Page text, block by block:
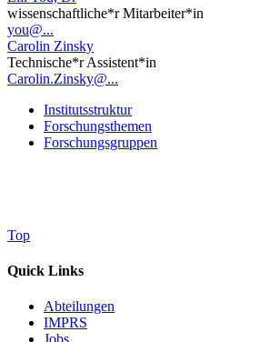
wissenschaftliche*r Mitarbeiter*in
you@...
Carolin Zinsky
Technische*r Assistent*in
Carolin.Zinsky@...
Institutsstruktur
Forschungsthemen
Forschungsgruppen
Top
Quick Links
Abteilungen
IMPRS